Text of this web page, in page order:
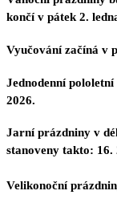
končív pátek 2.
Vyučování začíná v
Jednodenní
2026.
Jarní prázdniny v
stanoveny takto: 16.
Velikonoční